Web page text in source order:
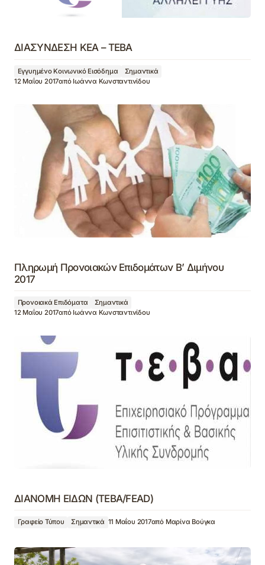
ΔΙΑΣΥΝΔΕΣΗ ΚΕΑ – ΤΕΒΑ
Εγγυημένο Κοινωνικό Εισόδημα
Σημαντικά
12 Μαΐου 2017από Ιωάννα Κωνσταντινίδου
Πληρωμή Προνοιακών Επιδομάτων Β’ Διμήνου
2017
Προνοιακά Επιδόματα
Σημαντικά
12 Μαΐου 2017από Ιωάννα Κωνσταντινίδου
ΔΙΑΝΟΜΗ ΕΙΔΩΝ (ΤΕΒΑ/FEAD)
Γραφείο Τύπου Σημαντικά 11 Μαΐου 2017από Μαρίνα Βούγκα